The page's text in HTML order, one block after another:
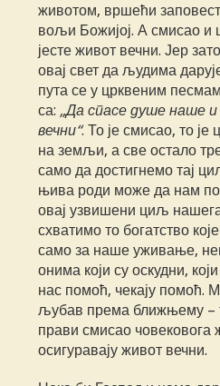
животом, вршећи
вољи Божијој. А смисао и
јесте живот вечни. Јер
овај свет да људима
пута се у црквеним
са: „Да спасе душе наше
вечни“. То је смисао, то
на земљи, а све остало
само да достигнемо тај
њива роди може да нам
овај узвишени циљ
схватимо то богатство
само за наше уживање,
онима који су оскудни,
нас помоћ, чекају помоћ.
љубав према ближњему –
прави смисао човековога
осигуравају живот вечни.